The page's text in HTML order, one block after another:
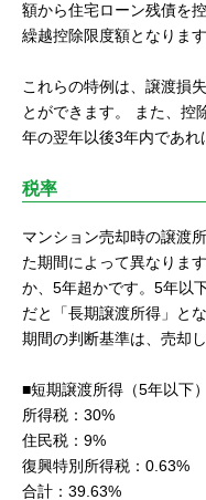
額から住宅ローン残債を
繰越控除限度額となります
これらの特例は、譲渡損
とができます。 また、控
年の翌年以後3年内であれ
税率
マンション売却時の譲渡
た期間によって異なりま
か、5年超かです。5年以
だと「長期譲渡所得」と
期間の判断基準は、売却
■短期譲渡所得（5年以下）
所得税：30%
住民税：9%
復興特別所得税：0.63%
合計：39.63%